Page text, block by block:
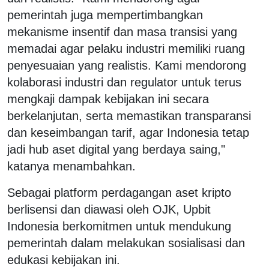
pemerintah juga mempertimbangkan
mekanisme insentif dan masa transisi yang
memadai agar pelaku industri memiliki ruang
penyesuaian yang realistis. Kami mendorong
kolaborasi industri dan regulator untuk terus
mengkaji dampak kebijakan ini secara
berkelanjutan, serta memastikan transparansi
dan keseimbangan tarif, agar Indonesia tetap
jadi hub aset digital yang berdaya saing,"
katanya menambahkan.
Sebagai platform perdagangan aset kripto
berlisensi dan diawasi oleh OJK, Upbit
Indonesia berkomitmen untuk mendukung
pemerintah dalam melakukan sosialisasi dan
edukasi kebijakan ini.